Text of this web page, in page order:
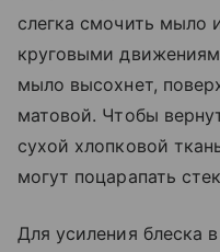
слегка смочить мыло
круговыми
мыло высохнет,
матовой. Чтобы
сухой хлопковой
могут поцарапать
Для усиления блеска